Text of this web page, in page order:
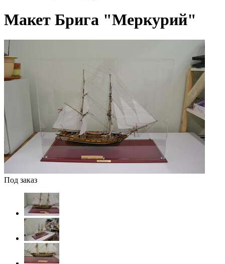
Макет Брига "Меркурий"
Под заказ